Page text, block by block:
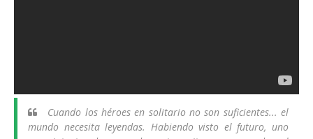
Cuando los héroes en solitario no son suficientes... el
mundo necesita leyendas. Habiendo visto el futuro, uno